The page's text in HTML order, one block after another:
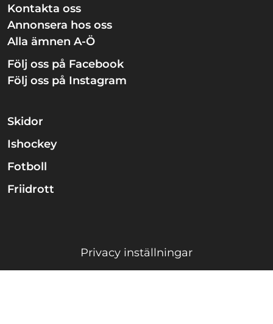
Kontakta oss
Annonsera hos oss
Alla ämnen A-Ö
Följ oss på Facebook
Följ oss på Instagram
Skidor
Ishockey
Fotboll
Friidrott
Privacy inställningar